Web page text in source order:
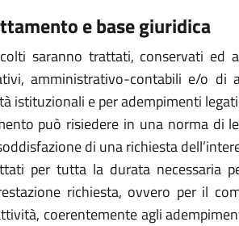
e base giuridica
saranno trattati, conservati ed
amministrativo-contabili e/o di
istituzionali e per adempimenti
può risiedere in una norma di
di una richiesta
per tutta la durata necessaria
richiesta, ovvero per il
coerentemente agli